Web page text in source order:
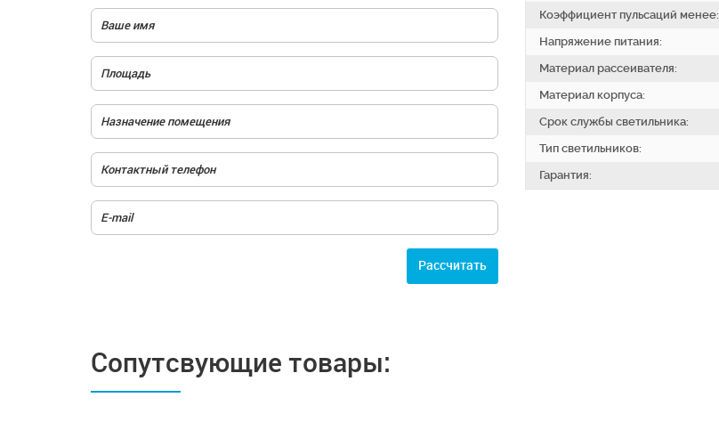
Расcчитать
Коэффициент пульсаций менее:
Напряжение питания:
Материал рассеивателя:
Материал корпуса:
Срок службы светильника:
Тип светильников:
Гарантия:
Сопутсвующие товары: